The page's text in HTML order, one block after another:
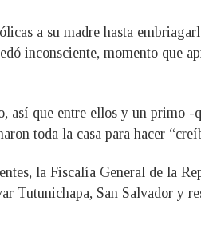
a su madre hasta
inconsciente, momento que
que entre ellos y un primo -
toda la casa para hacer
la Fiscalía General de la
Tutunichapa, San Salvador y